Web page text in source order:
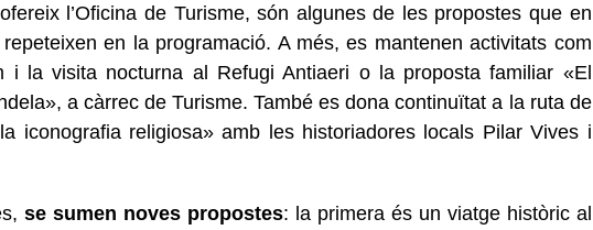
l’Oficina de Turisme, són algunes de les propostes que en
en la programació. A més, es mantenen activitats com
i la visita nocturna al Refugi Antiaeri o la proposta familiar «El
a càrrec de Turisme. També es dona continuïtat a la ruta de
iconografia religiosa» amb les historiadores locals Pilar Vives i
se sumen noves propostes: la primera és un viatge històric al